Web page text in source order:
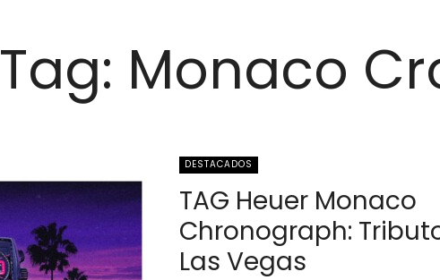
Tag: Monaco
DESTACADOS
TAG Heuer Monaco
Chronograph:
Las Vegas